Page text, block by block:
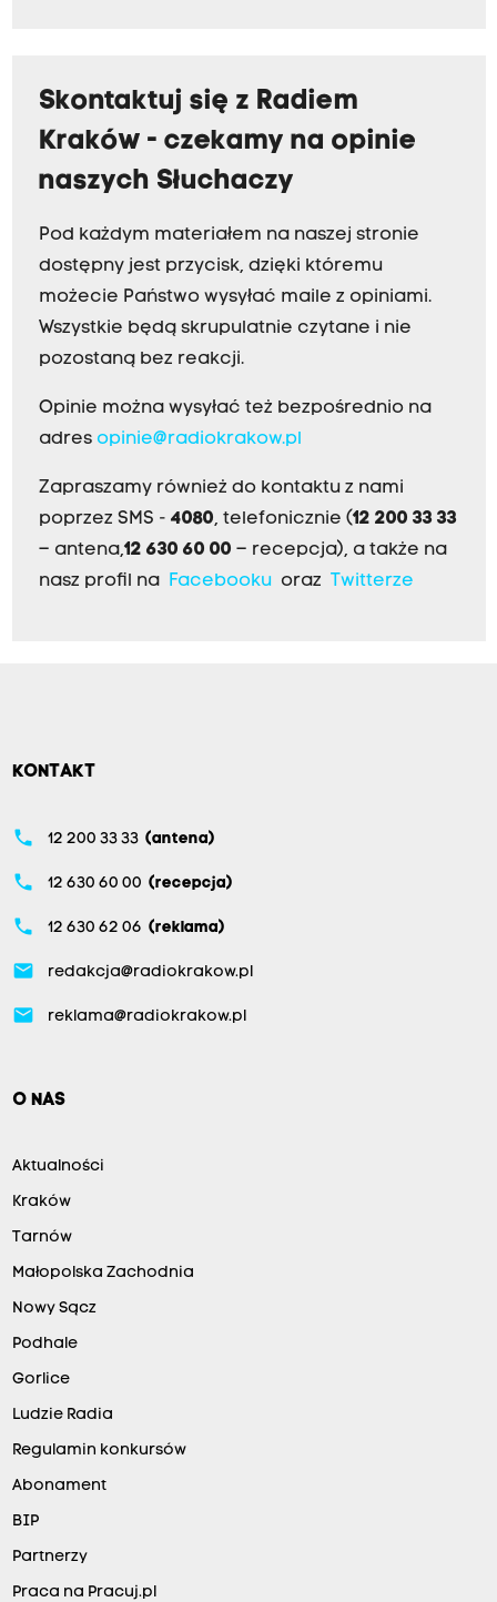
Skontaktuj się z Radiem
Kraków - czekamy na opinie
naszych Słuchaczy
Pod każdym materiałem na naszej stronie
dostępny jest przycisk, dzięki któremu
możecie Państwo wysyłać maile z opiniami.
Wszystkie będą skrupulatnie czytane i nie
pozostaną bez reakcji.
Opinie można wysyłać też bezpośrednio na
adres opinie@radiokrakow.pl
Zapraszamy również do kontaktu z nami
poprzez SMS - 4080, telefonicznie (12 200 33 33
– antena,12 630 60 00 – recepcja), a także na
nasz profil na Facebookuoraz Twitterze
KONTAKT
phone 12 200 33 33 (antena)
phone 12 630 60 00 (recepcja)
phone 12 630 62 06 (reklama)
email redakcja@radiokrakow.pl
email reklama@radiokrakow.pl
O NAS
Aktualności
Kraków
Tarnów
Małopolska Zachodnia
Nowy Sącz
Podhale
Gorlice
Ludzie Radia
Regulamin konkursów
Abonament
BIP
Partnerzy
Praca na Pracuj.pl